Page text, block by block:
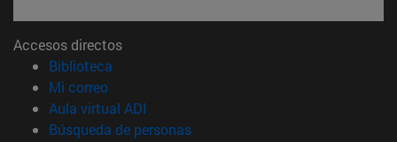
Accesos directos
Biblioteca
Mi correo(abre en nueva ventana)
Aula virtual ADI
Búsqueda de personas(abre en nueva ventana)